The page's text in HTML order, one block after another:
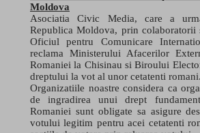
Moldova
Asociatia Civic Media, care a
Republica Moldova, prin colaboratorii
Oficiul pentru Comunicare
reclama Ministerului Afacerilor
Romaniei la Chisinau si Biroului
dreptului la vot al unor cetatenti
Organizatiile noastre considera ca
de ingradirea unui drept
Romaniei sunt obligate sa asigure
votului legitim pentru acei cetatenti